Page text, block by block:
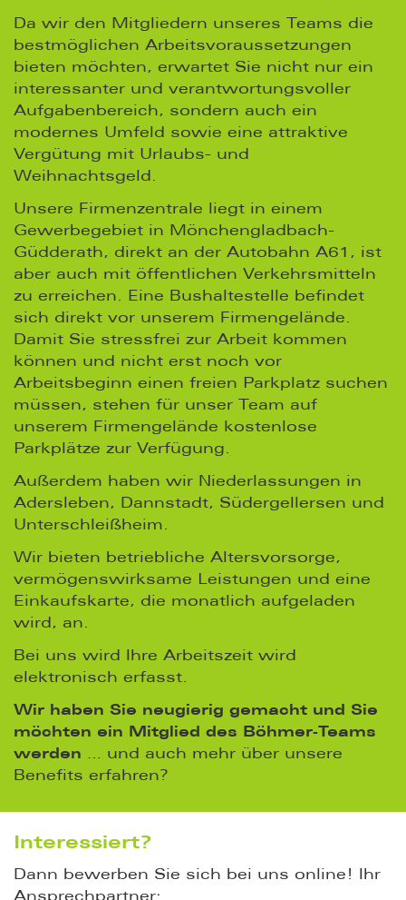
Da wir den Mitgliedern unseres Teams die
bestmöglichen Arbeitsvoraussetzungen
bieten möchten, erwartet Sie nicht nur ein
interessanter und verantwortungsvoller
Aufgabenbereich, sondern auch ein
modernes Umfeld sowie eine attraktive
Vergütung mit Urlaubs- und
Weihnachtsgeld.
Unsere Firmenzentrale liegt in einem
Gewerbegebiet in Mönchengladbach-
Güdderath, direkt an der Autobahn A61, ist
aber auch mit öffentlichen Verkehrsmitteln
zu erreichen. Eine Bushaltestelle befindet
sich direkt vor unserem Firmengelände.
Damit Sie stressfrei zur Arbeit kommen
können und nicht erst noch vor
Arbeitsbeginn einen freien Parkplatz suchen
müssen, stehen für unser Team auf
unserem Firmengelände kostenlose
Parkplätze zur Verfügung.
Außerdem haben wir Niederlassungen in
Adersleben, Dannstadt, Südergellersen und
Unterschleißheim.
Wir bieten betriebliche Altersvorsorge,
vermögenswirksame Leistungen und eine
Einkaufskarte, die monatlich aufgeladen
wird, an.
Bei uns wird Ihre Arbeitszeit wird
elektronisch erfasst.
Wir haben Sie neugierig gemacht und Sie
möchten ein Mitglied des Böhmer-Teams
werden … und auch mehr über unsere
Benefits erfahren?
Interessiert?
Dann bewerben Sie sich bei uns online! Ihr
Ansprechpartner: